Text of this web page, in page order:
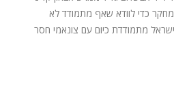
כדי לוודא שאף מתמודד לא
מתמודדת כיום עם צונאמי חסר